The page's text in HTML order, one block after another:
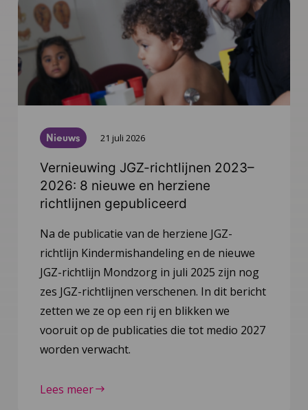
Nieuws 21 juli 2026
Vernieuwing JGZ-richtlijnen 2023–
2026: 8 nieuwe en herziene
richtlijnen gepubliceerd
Na de publicatie van de herziene JGZ-
richtlijn Kindermishandeling en de nieuwe
JGZ-richtlijn Mondzorg in juli 2025 zijn nog
zes JGZ-richtlijnen verschenen. In dit bericht
zetten we ze op een rij en blikken we
vooruit op de publicaties die tot medio 2027
worden verwacht.
Lees meer